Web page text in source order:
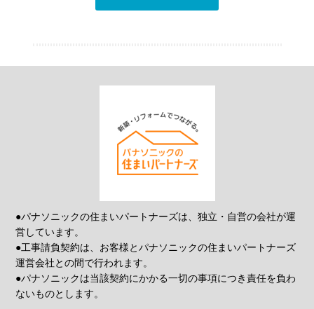
●パナソニックの住まいパートナーズは、独立・自営の会社が運
営しています。
●工事請負契約は、お客様とパナソニックの住まいパートナーズ
運営会社との間で行われます。
●パナソニックは当該契約にかかる一切の事項につき責任を負わ
ないものとします。